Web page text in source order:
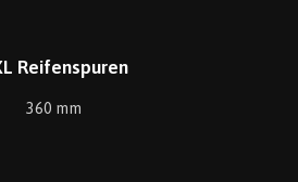
Reifenspuren
360 mm